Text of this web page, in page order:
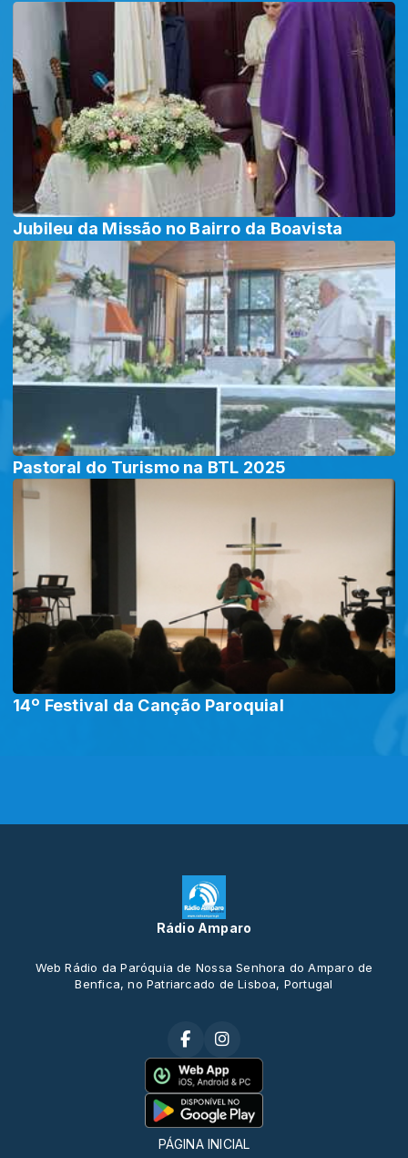
Jubileu da Missão no Bairro da Boavista
Pastoral do Turismo na BTL 2025
14º Festival da Canção Paroquial
Rádio Amparo
Web Rádio da Paróquia de Nossa Senhora do Amparo de
Benfica, no Patriarcado de Lisboa, Portugal
PÁGINA INICIAL